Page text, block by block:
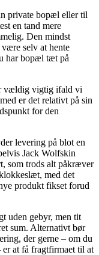
private bopæl eller til
en tand mere
Den mindst
selv at hente
har bopæl tæt på
vældig vigtig ifald vi
er det relativt på sin
for den
levering på blot en
Jack Wolfskin
som trods alt påkræver
med det
produkt fikset forud
uden gebyr, men tit
sum. Alternativt bør
der gerne – om du
at få fragtfirmaet til at